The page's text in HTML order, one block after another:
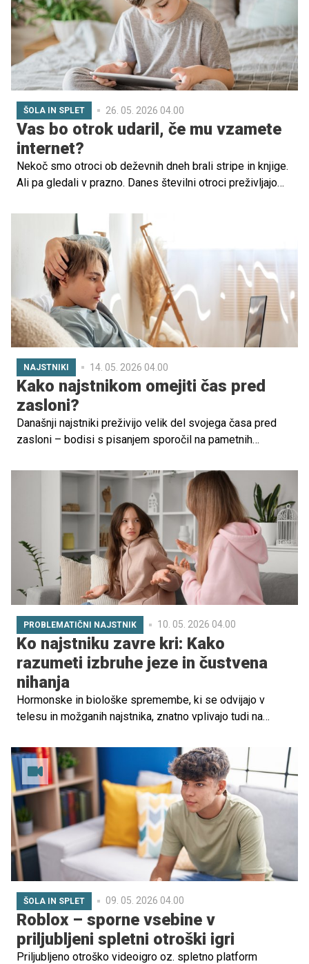
ŠOLA IN SPLET 26. 05. 2026 04.00
Vas bo otrok udaril, če mu vzamete
internet?
Nekoč smo otroci ob deževnih dneh brali stripe in knjige.
Ali pa gledali v prazno. Danes številni otroci preživljajo
slabi družbi. Se zavedamo nevarnosti, ki prežijo nanje?
NAJSTNIKI 14. 05. 2026 04.00
Kako najstnikom omejiti čas pred
zasloni?
Današnji najstniki preživijo velik del svojega časa pred
zasloni – bodisi s pisanjem sporočil na pametnih
igric. Povprečno pred njimi preživijo kar devet ur na dan.
Kako to vpliva na njihovo telesno in duševno zdravje?
PROBLEMATIČNI NAJSTNIK 10. 05. 2026 04.00
Ko najstniku zavre kri: Kako
razumeti izbruhe jeze in čustvena
nihanja
Hormonske in biološke spremembe, ki se odvijajo v
telesu in možganih najstnika, znatno vplivajo tudi na
postajajo močnejši in večji, pa je pomembno, da jih učimo
samoregulacije čustev in obvladovanja izbruhov ali
morebitne agresije.
ŠOLA IN SPLET 09. 05. 2026 04.00
Roblox – sporne vsebine v
priljubljeni spletni otroški igri
Priljubljeno otroško videoigro oz. spletno platform